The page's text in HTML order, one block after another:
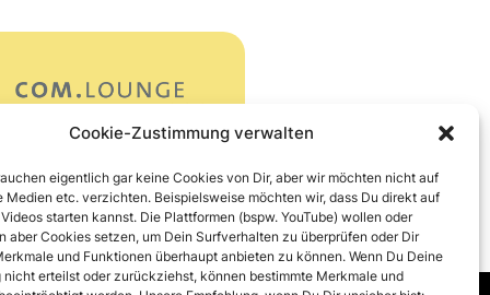
Cookie-Zustimmung verwalten
eigentlich gar keine Cookies von Dir, aber wir möchten nicht auf
Medien etc. verzichten. Beispielsweise möchten wir, dass Du direkt auf
starten kannst. Die Plattformen (bspw. YouTube) wollen oder
aber Cookies setzen, um Dein Surfverhalten zu überprüfen oder Dir
und Funktionen überhaupt anbieten zu können. Wenn Du Deine
nicht erteilst oder zurückziehst, können bestimmte Merkmale und
Unser Online-
Partner
COM.lounge